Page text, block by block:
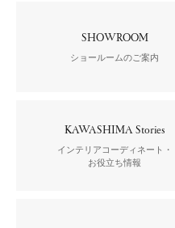
SHOWROOM
ショールームのご案内
KAWASHIMA Stories
インテリアコーディネート・
お役立ち情報